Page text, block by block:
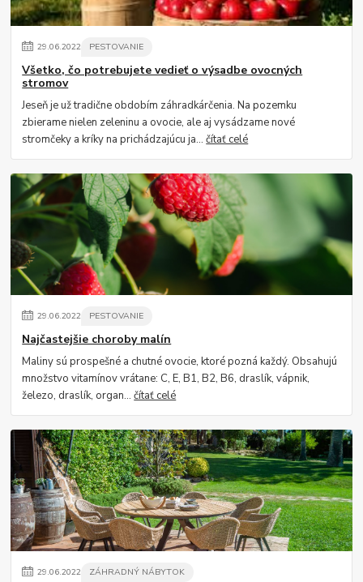
29.06.2022 PESTOVANIE
Všetko, čo potrebujete vedieť o výsadbe ovocných
stromov
Jeseň je už tradične obdobím záhradkárčenia. Na pozemku
zbierame nielen zeleninu a ovocie, ale aj vysádzame nové
stromčeky a kríky na prichádzajúcu ja...čítať celé
29.06.2022 PESTOVANIE
Najčastejšie choroby malín
Maliny sú prospešné a chutné ovocie, ktoré pozná každý. Obsahujú
množstvo vitamínov vrátane: C, E, B1, B2, B6, draslík, vápnik,
železo, draslík, organ...čítať celé
29.06.2022 ZÁHRADNÝ NÁBYTOK